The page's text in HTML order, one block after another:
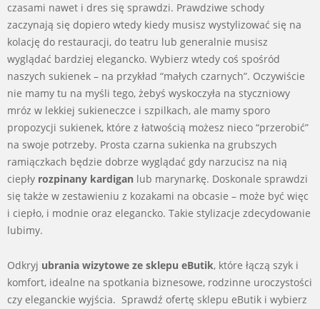
czasami nawet i dres się sprawdzi. Prawdziwe schody
zaczynają się dopiero wtedy kiedy musisz wystylizować się na
kolację do restauracji, do teatru lub generalnie musisz
wyglądać bardziej elegancko. Wybierz wtedy coś spośród
naszych sukienek – na przykład “małych czarnych”. Oczywiście
nie mamy tu na myśli tego, żebyś wyskoczyła na styczniowy
mróz w lekkiej sukieneczce i szpilkach, ale mamy sporo
propozycji sukienek, które z łatwością możesz nieco “przerobić”
na swoje potrzeby. Prosta czarna sukienka na grubszych
ramiączkach będzie dobrze wyglądać gdy narzucisz na nią
ciepły rozpinany kardigan lub marynarkę. Doskonale sprawdzi
się także w zestawieniu z kozakami na obcasie – może być więc
i ciepło, i modnie oraz elegancko. Takie stylizacje zdecydowanie
lubimy.
Odkryj ubrania wizytowe ze sklepu eButik, które łączą szyk i
komfort, idealne na spotkania biznesowe, rodzinne uroczystości
czy eleganckie wyjścia. Sprawdź ofertę sklepu eButik i wybierz